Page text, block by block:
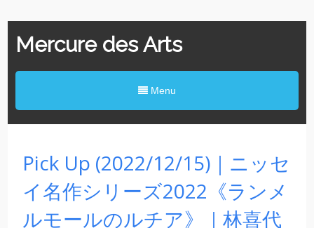
Mercure des Arts
Menu
Pick Up (2022/12/15)｜ニッセ
イ名作シリーズ2022《ランメ
ルモールのルチア》｜林喜代